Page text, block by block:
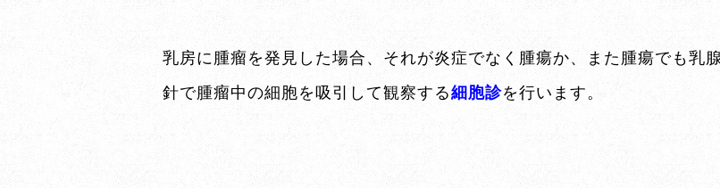
乳房に腫瘤を発見した場合、それが炎症でなく腫瘍か、また腫瘍でも乳
針で腫瘤中の細胞を吸引して観察する細胞診を行います。